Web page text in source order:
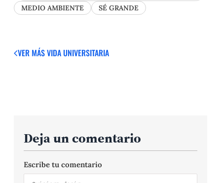
MEDIO AMBIENTE
SÉ GRANDE
VER MÁSVIDA UNIVERSITARIA
Deja un comentario
Escribe tu comentario